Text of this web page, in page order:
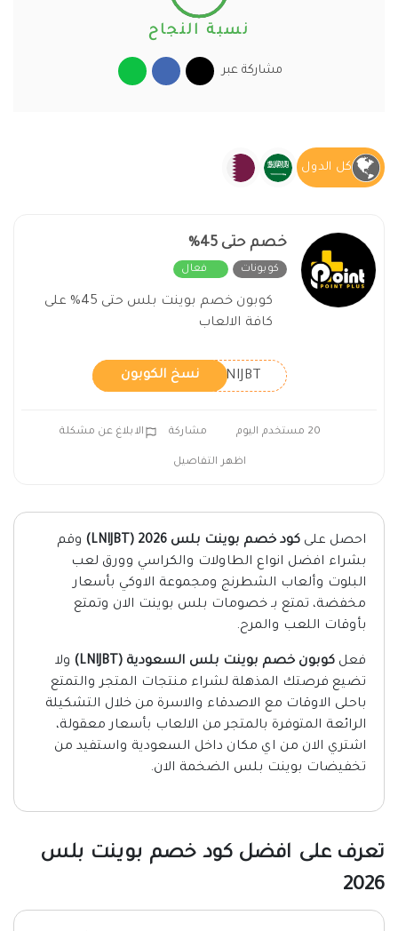
نسبة النجاح
مشاركة عبر
كل الدول
خصم حتى 45%
كوبونات فعال
كوبون خصم بوينت بلس حتى 45% على
كافة الالعاب
LNIJBT نسخ الكوبون
20 مستخدم اليوم مشاركة الابلاغ عن مشكلة
اظهر التفاصيل
احصل على كود خصم بوينت بلس 2026 (LNIJBT)
وقم
بشراء افضل انواع الطاولات والكراسي وورق لعب
البلوت وألعاب الشطرنج ومجموعة الاوكي بأسعار
مخفضة، تمتع بـ خصومات بلس بوينت الان وتمتع
بأوقات اللعب والمرح.
فعل كوبون خصم بوينت بلس السعودية (LNIJBT)
ولا
تضيع فرصتك المذهلة لشراء منتجات المتجر والتمتع
باحلى الاوقات مع الاصدقاء والاسرة من خلال التشكيلة
الرائعة المتوفرة بالمتجر من الالعاب بأسعار معقولة،
اشتري الان من اي مكان داخل السعودية واستفيد من
تخفيضات بوينت بلس الضخمة الان.
تعرف على افضل كود خصم بوينت بلس
2026